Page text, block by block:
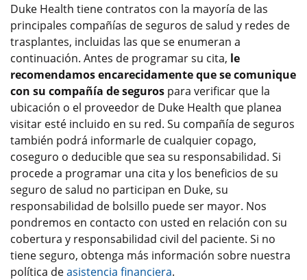
Duke Health tiene contratos con la mayoría de las
principales compañías de seguros de salud y redes de
trasplantes, incluidas las que se enumeran a
continuación. Antes de programar su cita, le
recomendamos encarecidamente que se comunique
con su compañía de seguros para verificar que la
ubicación o el proveedor de Duke Health que planea
visitar esté incluido en su red. Su compañía de seguros
también podrá informarle de cualquier copago,
coseguro o deducible que sea su responsabilidad. Si
procede a programar una cita y los beneficios de su
seguro de salud no participan en Duke, su
responsabilidad de bolsillo puede ser mayor. Nos
pondremos en contacto con usted en relación con su
cobertura y responsabilidad civil del paciente. Si no
tiene seguro, obtenga más información sobre nuestra
política deasistencia financiera.